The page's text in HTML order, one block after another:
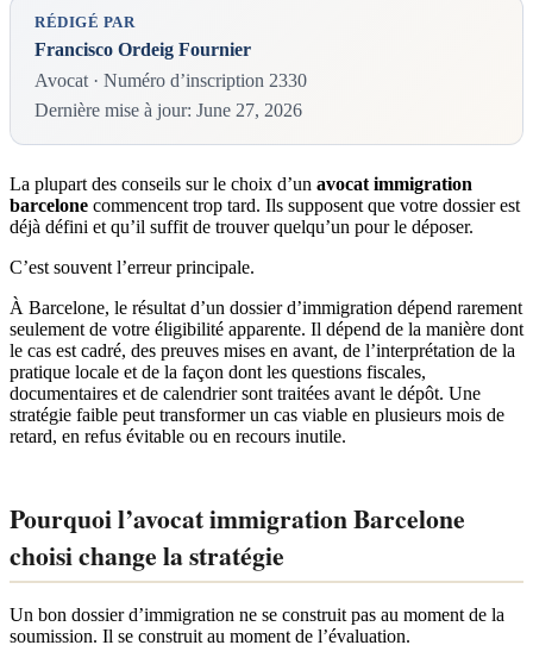
RÉDIGÉ PAR
Francisco Ordeig Fournier
Avocat · Numéro d’inscription 2330
Dernière mise à jour: June 27, 2026
La plupart des conseils sur le choix d’un avocat immigration
barcelone commencent trop tard. Ils supposent que votre dossier est
déjà défini et qu’il suffit de trouver quelqu’un pour le déposer.
C’est souvent l’erreur principale.
À Barcelone, le résultat d’un dossier d’immigration dépend rarement
seulement de votre éligibilité apparente. Il dépend de la manière dont
le cas est cadré, des preuves mises en avant, de l’interprétation de la
pratique locale et de la façon dont les questions fiscales,
documentaires et de calendrier sont traitées avant le dépôt. Une
stratégie faible peut transformer un cas viable en plusieurs mois de
retard, en refus évitable ou en recours inutile.
Pourquoi l’avocat immigration Barcelone
choisi change la stratégie
Un bon dossier d’immigration ne se construit pas au moment de la
soumission. Il se construit au moment de l’évaluation.